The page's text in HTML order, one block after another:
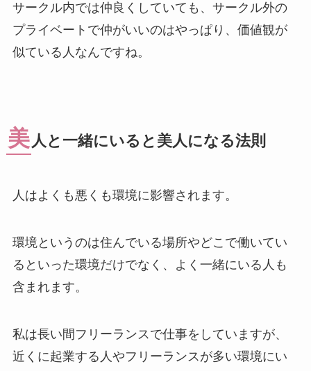
サークル内では仲良くしていても、サークル外の
プライベートで仲がいいのはやっぱり、価値観が
似ている人なんですね。
美人と一緒にいると美人になる法則
人はよくも悪くも環境に影響されます。
環境というのは住んでいる場所やどこで働いてい
るといった環境だけでなく、よく一緒にいる人も
含まれます。
私は長い間フリーランスで仕事をしていますが、
近くに起業する人やフリーランスが多い環境にい